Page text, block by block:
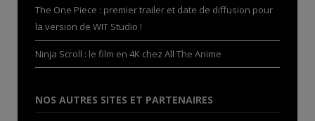
The One Piece : premier trailer et date de diffusion pour
la version de WIT Studio !
Ninja Scroll : le film en 4K chez All The Anime
NOS AUTRES SITES ET PARTENAIRES